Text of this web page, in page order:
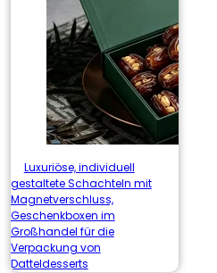
Luxuriöse, individuell
gestaltete Schachteln mit
Magnetverschluss,
Geschenkboxen im
Großhandel für die
Verpackung von
Datteldesserts